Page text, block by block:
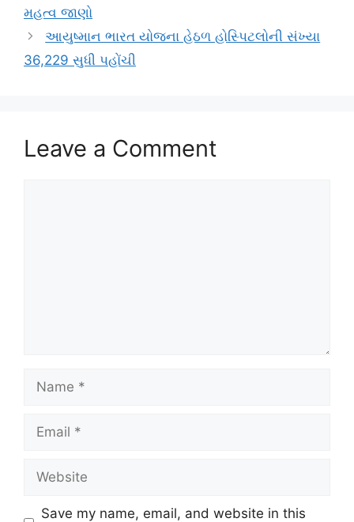
મહત્વ જાણો
આયુષ્માન ભારત યોજના હેઠળ હોસ્પિટલોની સંખ્યા
36,229 સુધી પહોંચી
Leave a Comment
Save my name, email, and website in this